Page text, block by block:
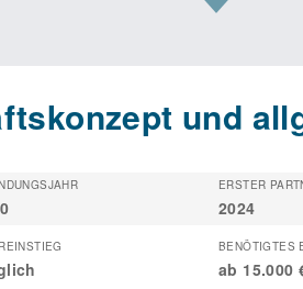
und
ERSTER
2024
BENÖTIGTES
ab 15.000